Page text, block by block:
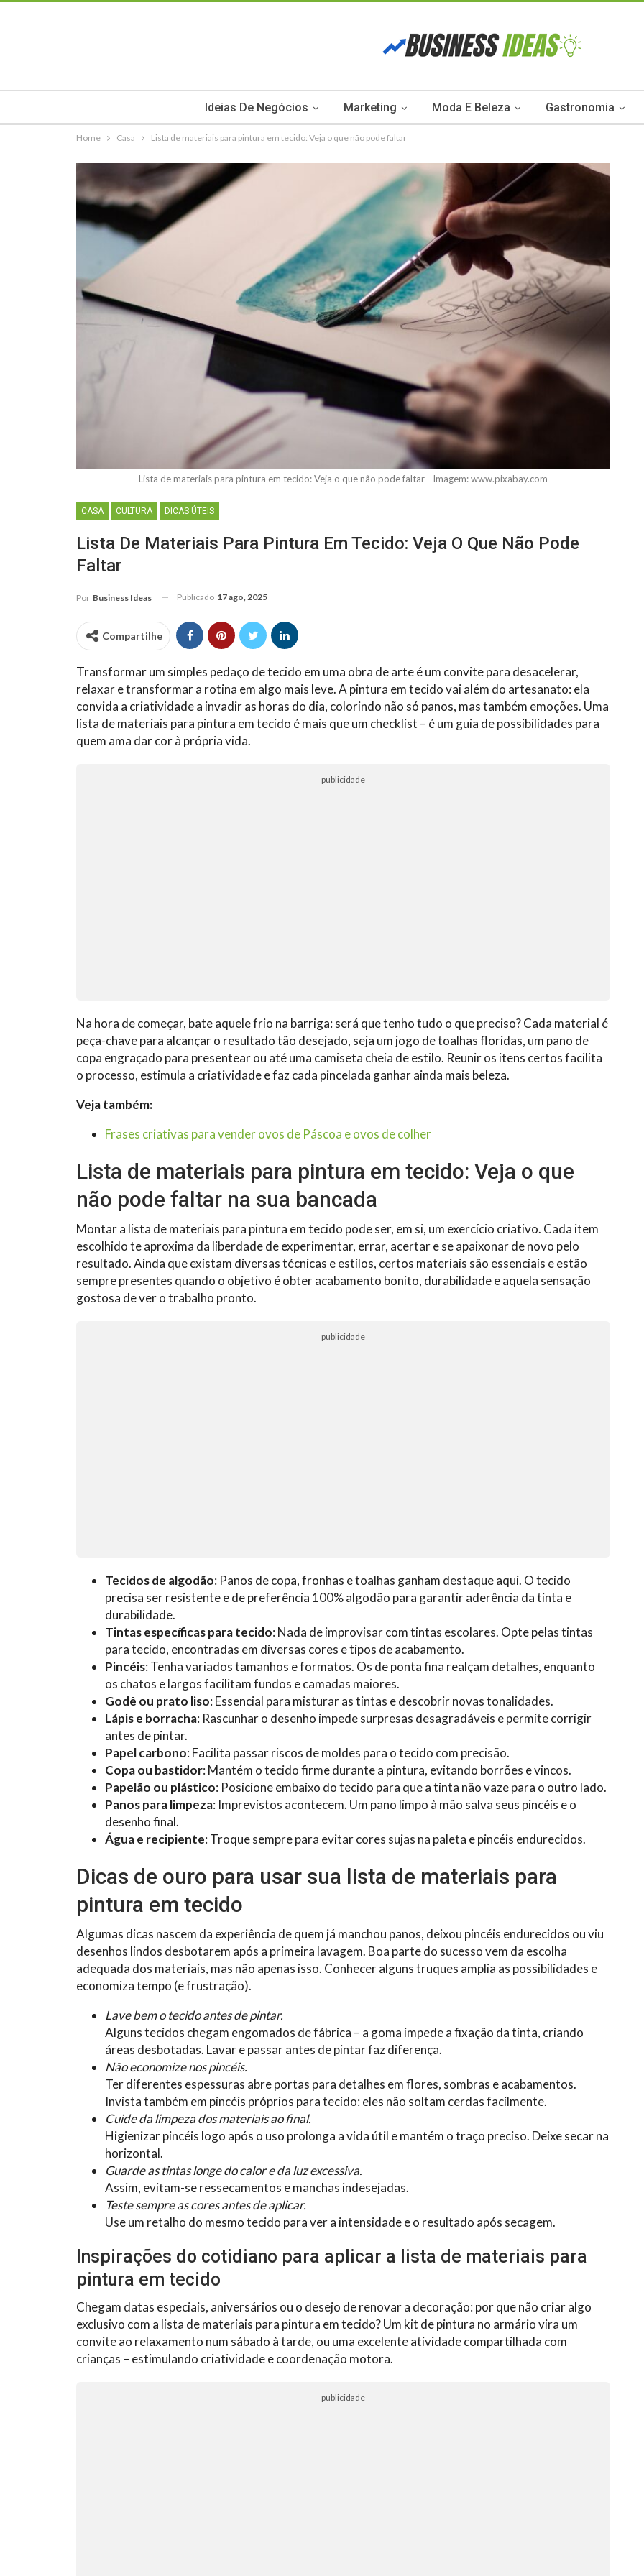
Ideias De Negócios Marketing Moda E Beleza Gastronomia
Home Casa Lista de materiais para pintura em tecido: Veja o que não pode faltar
Lista de materiais para pintura em tecido: Veja o que não pode faltar - Imagem: www.pixabay.com
CASA CULTURA DICAS ÚTEIS
Lista De Materiais Para Pintura Em Tecido: Veja O Que Não Pode
Faltar
Por Business Ideas Publicado 17 ago, 2025
Compartilhe
Transformar um simples pedaço de tecido em uma obra de arte é um convite para desacelerar,
relaxar e transformar a rotina em algo mais leve. A pintura em tecido vai além do artesanato: ela
convida a criatividade a invadir as horas do dia, colorindo não só panos, mas também emoções. Uma
lista de materiais para pintura em tecido é mais que um checklist – é um guia de possibilidades para
quem ama dar cor à própria vida.
publicidade
Na hora de começar, bate aquele frio na barriga: será que tenho tudo o que preciso? Cada material é
peça-chave para alcançar o resultado tão desejado, seja um jogo de toalhas floridas, um pano de
copa engraçado para presentear ou até uma camiseta cheia de estilo. Reunir os itens certos facilita
o processo, estimula a criatividade e faz cada pincelada ganhar ainda mais beleza.
Veja também:
Frases criativas para vender ovos de Páscoa e ovos de colher
Lista de materiais para pintura em tecido: Veja o que
não pode faltar na sua bancada
Montar a lista de materiais para pintura em tecido pode ser, em si, um exercício criativo. Cada item
escolhido te aproxima da liberdade de experimentar, errar, acertar e se apaixonar de novo pelo
resultado. Ainda que existam diversas técnicas e estilos, certos materiais são essenciais e estão
sempre presentes quando o objetivo é obter acabamento bonito, durabilidade e aquela sensação
gostosa de ver o trabalho pronto.
publicidade
Tecidos de algodão: Panos de copa, fronhas e toalhas ganham destaque aqui. O tecido
precisa ser resistente e de preferência 100% algodão para garantir aderência da tinta e
durabilidade.
Tintas específicas para tecido: Nada de improvisar com tintas escolares. Opte pelas tintas
para tecido, encontradas em diversas cores e tipos de acabamento.
Pincéis: Tenha variados tamanhos e formatos. Os de ponta fina realçam detalhes, enquanto
os chatos e largos facilitam fundos e camadas maiores.
Godê ou prato liso: Essencial para misturar as tintas e descobrir novas tonalidades.
Lápis e borracha: Rascunhar o desenho impede surpresas desagradáveis e permite corrigir
antes de pintar.
Papel carbono: Facilita passar riscos de moldes para o tecido com precisão.
Copa ou bastidor: Mantém o tecido firme durante a pintura, evitando borrões e vincos.
Papelão ou plástico: Posicione embaixo do tecido para que a tinta não vaze para o outro lado.
Panos para limpeza: Imprevistos acontecem. Um pano limpo à mão salva seus pincéis e o
desenho final.
Água e recipiente: Troque sempre para evitar cores sujas na paleta e pincéis endurecidos.
Dicas de ouro para usar sua lista de materiais para
pintura em tecido
Algumas dicas nascem da experiência de quem já manchou panos, deixou pincéis endurecidos ou viu
desenhos lindos desbotarem após a primeira lavagem. Boa parte do sucesso vem da escolha
adequada dos materiais, mas não apenas isso. Conhecer alguns truques amplia as possibilidades e
economiza tempo (e frustração).
Lave bem o tecido antes de pintar.
Alguns tecidos chegam engomados de fábrica – a goma impede a fixação da tinta, criando
áreas desbotadas. Lavar e passar antes de pintar faz diferença.
Não economize nos pincéis.
Ter diferentes espessuras abre portas para detalhes em flores, sombras e acabamentos.
Invista também em pincéis próprios para tecido: eles não soltam cerdas facilmente.
Cuide da limpeza dos materiais ao final.
Higienizar pincéis logo após o uso prolonga a vida útil e mantém o traço preciso. Deixe secar na
horizontal.
Guarde as tintas longe do calor e da luz excessiva.
Assim, evitam-se ressecamentos e manchas indesejadas.
Teste sempre as cores antes de aplicar.
Use um retalho do mesmo tecido para ver a intensidade e o resultado após secagem.
Inspirações do cotidiano para aplicar a lista de materiais para
pintura em tecido
Chegam datas especiais, aniversários ou o desejo de renovar a decoração: por que não criar algo
exclusivo com a lista de materiais para pintura em tecido? Um kit de pintura no armário vira um
convite ao relaxamento num sábado à tarde, ou uma excelente atividade compartilhada com
crianças – estimulando criatividade e coordenação motora.
publicidade